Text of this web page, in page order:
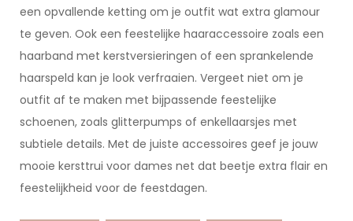
een opvallende ketting om je outfit wat extra glamour
te geven. Ook een feestelijke haaraccessoire zoals een
haarband met kerstversieringen of een sprankelende
haarspeld kan je look verfraaien. Vergeet niet om je
outfit af te maken met bijpassende feestelijke
schoenen, zoals glitterpumps of enkellaarsjes met
subtiele details. Met de juiste accessoires geef je jouw
mooie kersttrui voor dames net dat beetje extra flair en
feestelijkheid voor de feestdagen.